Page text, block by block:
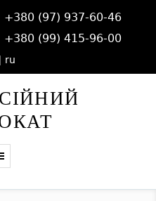
+380 (97) 937-60-46
+380 (99) 415-96-00
ru